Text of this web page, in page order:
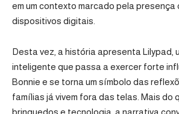
em um contexto marcado pela
dispositivos digitais.
Desta vez, a história apresenta Lilypad,
inteligente que passa a exercer forte
Bonnie e se torna um símbolo das
famílias já vivem fora das telas. Mais do
brinquedos e tecnologia, a narrativa